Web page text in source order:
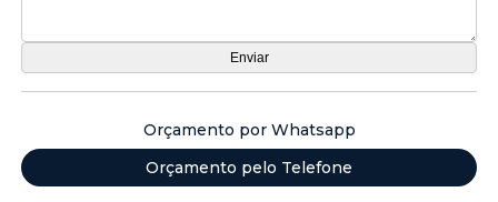
Orçamento por Whatsapp
Orçamento pelo Telefone